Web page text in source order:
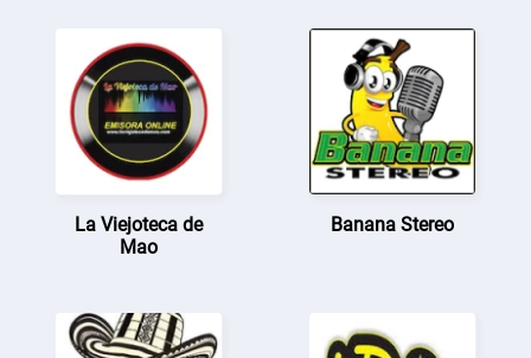
La Viejoteca de
Mao
Banana Stereo